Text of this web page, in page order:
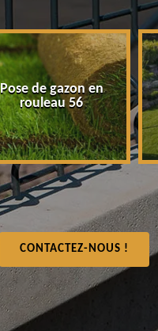
Pose de gazon en
rouleau 56
CONTACTEZ-NOUS !